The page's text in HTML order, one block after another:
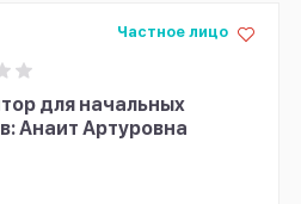
для начальных
Анаит Артуровна
Частное лицо